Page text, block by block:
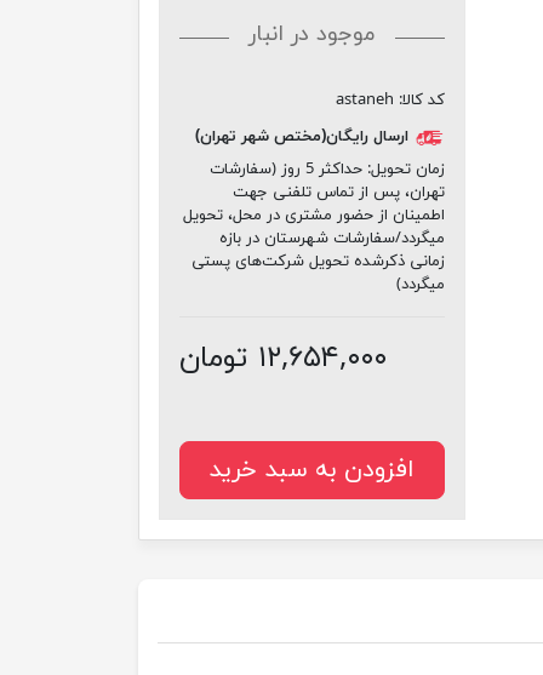
موجود در انبار
کد کالا: astaneh
ارسال رایگان(مختص شهر تهران)
زمان تحویل:
حداکثر 5 روز (سفارشات
تهران، پس از تماس تلفنی جهت
اطمینان از حضور مشتری در محل، تحویل
میگردد/سفارشات شهرستان در بازه
زمانی ذکرشده تحویل شرکت‌های پستی
میگردد)
۱۲,۶۵۴,۰۰۰ تومان
افزودن به سبد خرید